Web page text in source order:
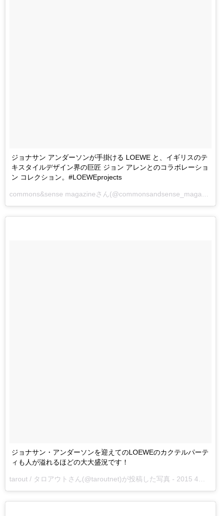
ジョナサン アンダーソンが手掛ける LOEWE と、イギリスのテ
キスタイルデザイン界の巨匠 ジョン アレンとのコラボレーショ
ン コレクション。#LOEWEprojects
ジョナサン・アンダーソンを迎えてのLOEWEのカクテルパーテ
ィも人が溢れるほどの大大盛況です！
tarout / タロアウトさん(@taroutnet)が投稿した写真 - 2015 4月 14 5:14午前 PDT